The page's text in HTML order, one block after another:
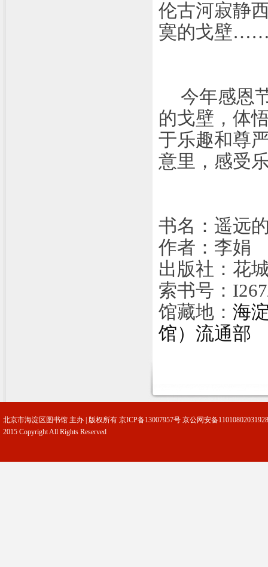
伦古河寂静
寞的戈壁
今年感恩
的戈壁，体
于乐趣和尊
意里，感受
书名：遥远
作者：李娟
出版社：花
索书号：
馆藏地： 海
馆）流通部
北京市海淀区图书馆 主办 | 版权所有 京ICP备13007957号 京公网安备
2015 Copyright All Rights Reserved